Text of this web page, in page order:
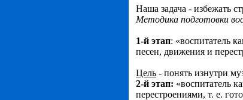
Наша задача - избежать
Методика подготовки
1-й этап: «воспитатель
песен, движения и
Цель - понять изнутри
2-й этап: «воспитатель
перестроениями, т. е.